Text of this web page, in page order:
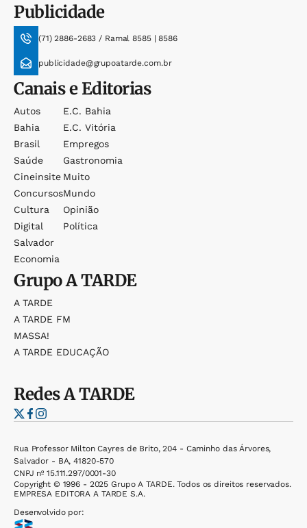
Publicidade
(71) 2886-2683 / Ramal 8585 | 8586
publicidade@grupoatarde.com.br
Canais e Editorias
Autos
Bahia
Brasil
Saúde
Cineinsite
Concursos
Cultura
Digital
Salvador
Economia
E.c. Bahia
E.c. Vitória
Empregos
Gastronomia
Muito
Mundo
Opinião
Política
GrupoA TARDE
A TARDE
A TARDE FM
MASSA!
A TARDE EDUCAÇÃO
RedesA TARDE
Rua Professor Milton Cayres de Brito, 204 - Caminho das Árvores,
Salvador - BA, 41820-570
CNPJ nº 15.111.297/0001-30
Copyright © 1996 - 2025 Grupo A TARDE. Todos os direitos reservados.
EMPRESA EDITORA A TARDE S.A.
Desenvolvido por: